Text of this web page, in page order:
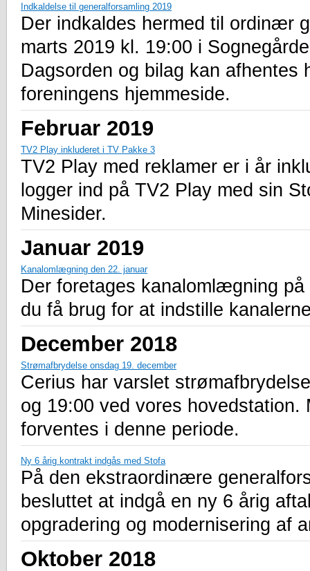
Indkaldelse til generalforsamling 2019
Der indkaldes hermed til ordinær
marts 2019 kl. 19:00 i
Dagsorden og bilag kan afhentes
foreningens hjemmeside.
Februar 2019
TV2 Play inkluderet i TV Pakke 3
TV2 Play med reklamer er i år
logger ind på TV2 Play med sin
Minesider.
Januar 2019
Kanalomlægning den 22. januar
Der foretages kanalomlægning
du få brug for at indstille
December 2018
Strømafbrydelse onsdag 19. december
Cerius har varslet
og 19:00 ved vores
forventes i denne periode.
Ny 6 årig kontrakt indgås med Stofa
På den ekstraordinære
besluttet at indgå en ny 6 årig
opgradering og modernisering af
Oktober 2018